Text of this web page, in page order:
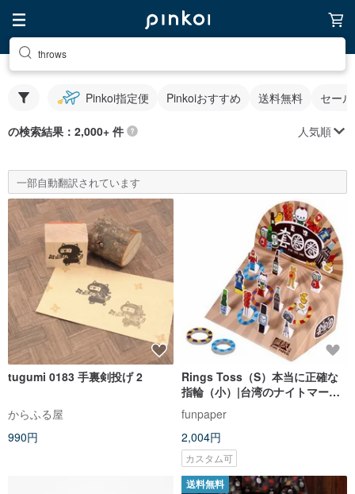
throws
Pinkoi指定便 Pinkoiおすすめ 送料無料 セー
の検索結果：2,000+ 件 人気順
一部自動翻訳されています
tugumi 0183 手裏剣投げ 2
からふる屋
990円
Rings Toss（S）本当に正確な
指輪（小）|台湾のナイトマーケ
ットの子供たちのレトロな子供
たちの遊びの思い出。
funpaper
2,004円
カスタム可
送料無料